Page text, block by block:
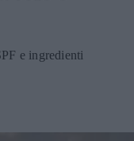
e ingredienti